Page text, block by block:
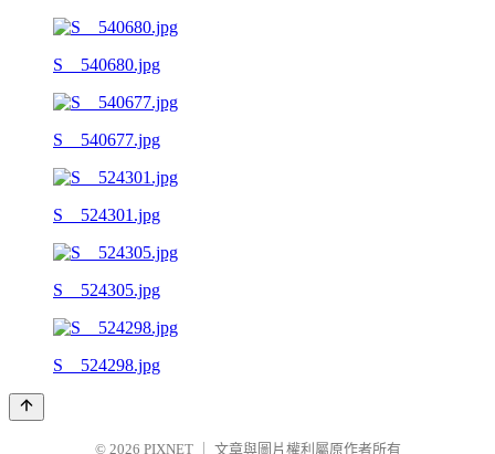
S__540680.jpg
S__540677.jpg
S__524301.jpg
S__524305.jpg
S__524298.jpg
© 2026 PIXNET 文章與圖片權利屬原作者所有